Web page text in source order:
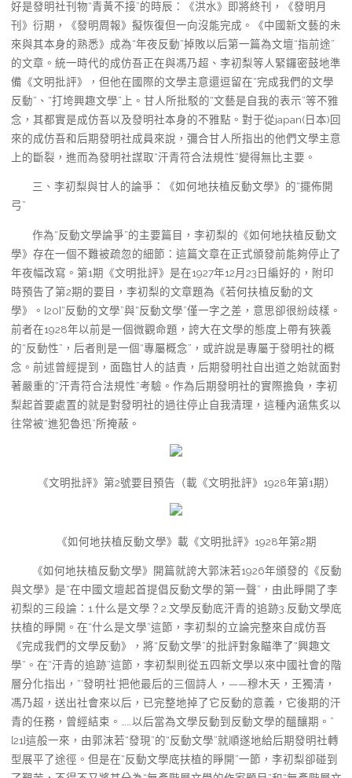
好是發明社刊物“青黃不接”的時辰：《洪水》即將終刊，《發明月
刊》衍期，《發明周報》擬恢復但一向沒能完成。《中國新文藝的未
來與其本身的熟悉》成為“年夜反動”掉敗以后第一篇為文壇“指前途”
的文章。統一時代的成仿吾正在與馮乃超、李初梨等人緊鑼密鼓地準
備《文明批評》，但他在國際的文學主意還逗留在“完成我們的文學
反動”、“打垮興趣文學”上。甘人所批駁的“文藝是自我的表示”等不雅
念，其都實是成仿吾以及發明社本身的不雅點。對于從japan(日本)回
來的成仿吾和后期發明社成員來說，彌合甘人所指出的他們文學主意
上的斷裂，進而為發明社謀取“汗青符合法規性”變得無比主要。
三、李初梨與甘人的論爭：《如何地扶植反動文學》的“擺佈開
弓”
作為“反動文學論爭”的主要篇目，李初梨的《如何地扶植反動文
學》存在一個不難被疏忽的細節：這篇文章在正式頒發前能夠停止了
年夜幅改寫。第1期《文明批評》是在1927年12月23日編好的，附印
時預告了第2期的要目，李初梨的文章題為《若何扶植反動的文
學》。[20]“反動的文學”與“反動文學”僅一字之差，意思卻很紛歧樣。
前者在1928年以前是一個微觀命題，誇大在文學的態度上帶有狹義
的“反動性”，后者則是一個“專屬概念”，或許說是專屬于發明社的概
念。前述曾經提到，面臨甘人的詰責，后期發明社自出道之始就面對
著嚴重的“汗青符合法規性”考驗。作為后期發明社的實際擔負，李初
梨起首要處置的就是對發明社的過往停止自我清理，這種內涵焦炙以
往常被“進犯魯迅”所掩蔽。
《文明批評》第2號要目預告（載《文明批評》1928年第1期）
《如何地扶植反動文學》載《文明批評》1928年第2期
《如何地扶植反動文學》開篇就誇大郭沫若1926年頒發的《反動
與文學》是“在中國文壇起首提倡反動文學的第一聲”，由此睜開了李
初梨的三段論：1.什么是文學？2.文學反動底汗青的追跡3.反動文學底
扶植的睜開。在“什么是文學”這節，李初梨的立論完整來自成仿吾
《完成我們的文學反動》，將“反動文學”的批評對象瞄準了“興趣文
學”。在“汗青的追跡”這節，李初梨則從五四新文學以來中國社會的階
層分化指出，“‘發明社’把他最后的三個詩人，——穆木天，王獨清，
馮乃超，送出社會來以后，已完整地掉了它反動的意義，它後期的汗
青的任務，曾經結束。……以后當為文學反動到反動文學的醞釀期。”
[21]這般一來，由郭沫若“發現”的“反動文學”就順遂地給后期發明社轉
型展平了途徑。但是在“反動文學底扶植的睜開”一節，李初梨卻碰到